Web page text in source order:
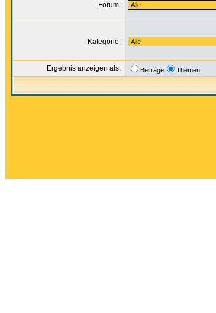
Forum:
Kategorie:
Ergebnis anzeigen als: Beiträge Themen